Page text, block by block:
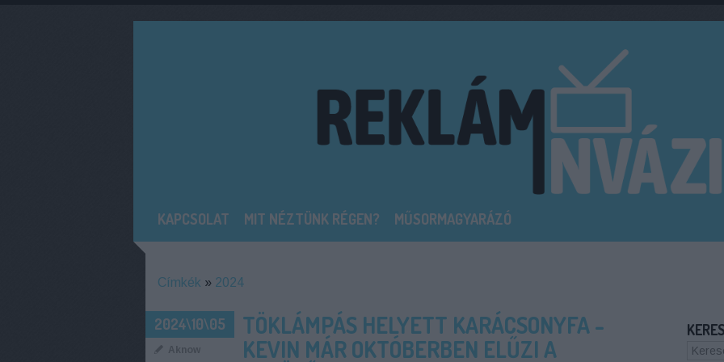
KAPCSOLAT MIT NÉZTÜNK RÉGEN? MŰSORMAGYARÁZÓ
Címkék » 2024
2024\10\05
Aknow
TÖKLÁMPÁS HELYETT KARÁCSONYFA -
KEVIN MÁR OKTÓBERBEN ELŰZI A